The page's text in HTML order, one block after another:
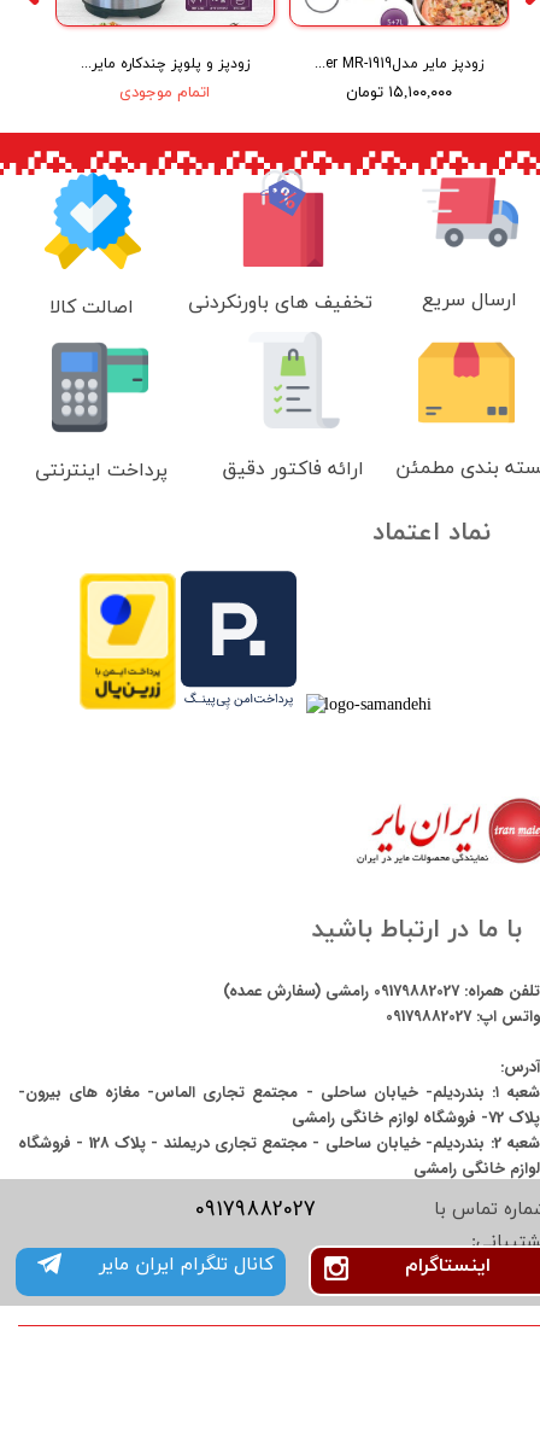
زودپز و پلوپز چندکاره مایر مدل MR-4949
اتمام موجودی
زودپز مایر مدلMaier MR-1919
۱۵,۱۰۰,۰۰۰ تومان
ارسال سریع اصالت کالا تخفیف های باورنکردنی
بندی مطمئن ارائه فاکتور دقیق پرداخت اینترنتی
نماد اعتماد
با ما در ارتباط باشید
تلفن همراه: 09179882027 رامشی (سفارش عمده)
واتس اپ: 09179882027
آدرس:
شعبه ۱: بندردیلم- خیابان ساحلی - مجتمع تجاری الماس- مغازه های بیرون-
پلاک 72- فروشگاه لوازم خانگی رامشی
شعبه 2: بندردیلم- خیابان ساحلی - مجتمع تجاری دریملند - پلاک 128 - فروشگاه
لوازم خانگی رامشی
تماس با
09179882027
کانال تلگرام ایران مایر اینستاگرام